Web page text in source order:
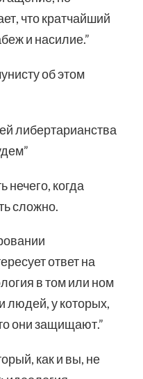
что кратчайший
и насилие.”
об этом
либертарианства
нечего, когда
сложно.
ответ на
в том или ном
людей, у которых,
они защищают.”
как и вы, не